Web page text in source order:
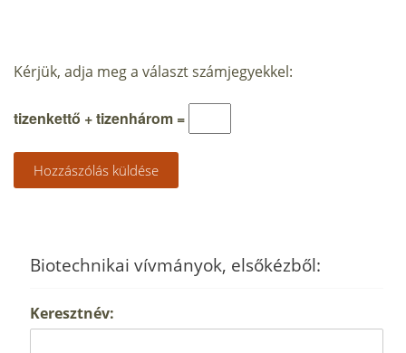
Kérjük, adja meg a választ számjegyekkel:
tizenkettő + tizenhárom =
Biotechnikai vívmányok, elsőkézből:
Keresztnév: